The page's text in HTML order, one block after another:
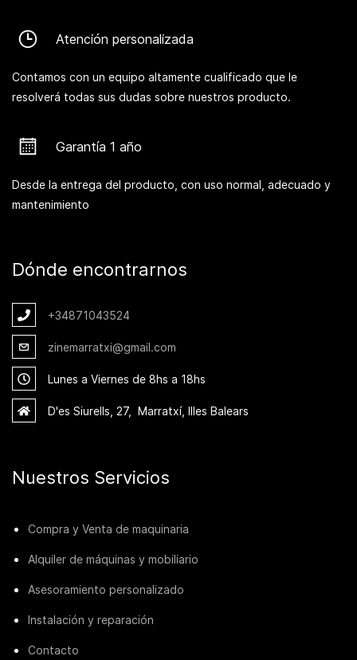
Atención personalizada
Contamos con un equipo altamente cualificado que le
resolverá todas sus dudas sobre nuestros producto.
Garantía 1 año
Desde la entrega del producto, con uso normal, adecuado y
mantenimiento
Dónde encontrarnos
+34871043524
zinemarratxi@gmail.com
Lunes a Viernes de 8hs a 18hs
D'es Siurells, 27, Marratxí, Illes Balears
Nuestros Servicios
Compra y Venta de maquinaria
Alquiler de máquinas y mobiliario
Asesoramiento personalizado
Instalación y reparación
Contacto